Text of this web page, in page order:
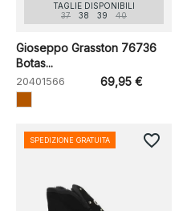
TAGLIE DISPONIBILI
37
38 39 40
Gioseppo Grasston 76736
Botas...
20401566 69,95 €
SPEDIZIONE GRATUITA favorite_border